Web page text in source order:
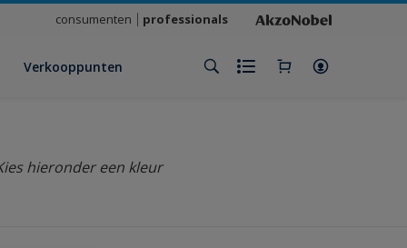
consumenten professionals
Verkooppunten
hieronder een kleur